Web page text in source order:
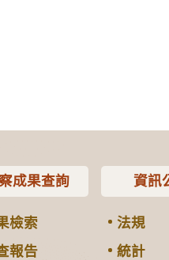
成果查詢
檢索
報告
資訊
法規
統計